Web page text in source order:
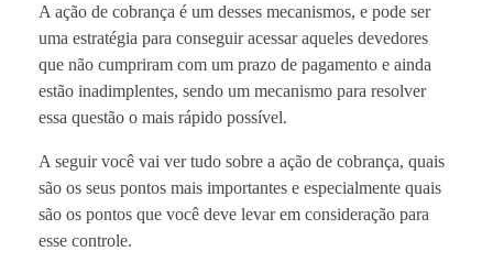
A ação de cobrança é um desses mecanismos, e pode ser
uma estratégia para conseguir acessar aqueles devedores
que não cumpriram com um prazo de pagamento e ainda
estão inadimplentes, sendo um mecanismo para resolver
essa questão o mais rápido possível.
A seguir você vai ver tudo sobre a ação de cobrança, quais
são os seus pontos mais importantes e especialmente quais
são os pontos que você deve levar em consideração para
esse controle.